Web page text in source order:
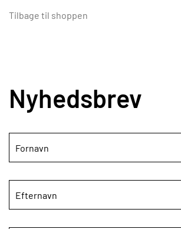
Tilbage til shoppen
Nyhedsbrev